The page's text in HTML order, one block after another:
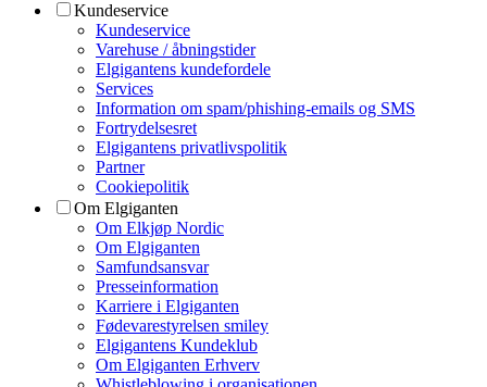
Kundeservice
Kundeservice
Varehuse / åbningstider
Elgigantens kundefordele
Services
Information om spam/phishing-emails og SMS
Fortrydelsesret
Elgigantens privatlivspolitik
Partner
Cookiepolitik
Om Elgiganten
Om Elkjøp Nordic
Om Elgiganten
Samfundsansvar
Presseinformation
Karriere i Elgiganten
Fødevarestyrelsen smiley
Elgigantens Kundeklub
Om Elgiganten Erhverv